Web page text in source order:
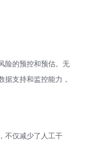
险的预控和预估。无
据支持和监控能力，
不仅减少了人工干